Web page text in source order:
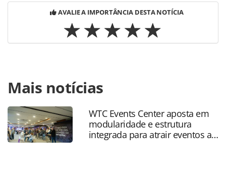
AVALIE A IMPORTÂNCIA DESTA NOTÍCIA
https://www.panrotas.com.br/noticia-
turismo/brasil/2016/03/liminar-suspende-inquerito-sobre-
tragedia-em-mariana_124447.html ou as ferramentas
oferecidas na página. Todo o conteúdo produzido pela
PANROTAS Editora é protegido pela legislação brasileira
sobre direito autoral. Não reproduza o conteúdo sem
Mais notícias
WTC Events Center aposta em
modularidade e estrutura
integrada para atrair eventos a